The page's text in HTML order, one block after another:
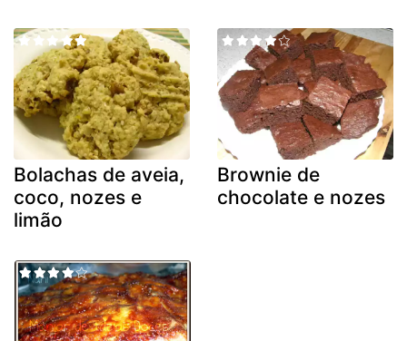
Bolachas de aveia,
coco, nozes e
limão
Brownie de
chocolate e nozes